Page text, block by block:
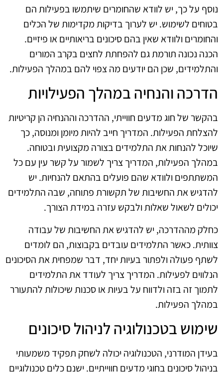
נוסף על כך, יש לוודא שהחומרים שיתמשו בפעילות הם
בטוחים לשימוש. יש לערוך בדיקות מקדימות של הכלים
והחומרים ולוודא שאין בהם סיכונים בריאותיים או פיזיים.
הכנה נכונה תורמת גם להפחתת לחצים בקרב המורים
והתלמידים, שכן הם יודעים מה צפוי להם במהלך הפעילות.
הדרכה והנחיה במהלך הפעילויות
בהקשר של חוג מדעים חווייתי, ההדרכה וההנחיה הן קריטיות
להצלחת הפעילות. המדריך חייב להיות מיומן ומנוסה, כך
שיוכל להנחות את התלמידים בצורה מקצועית ובטוחה.
במהלך הפעילות, המדריך צריך לשמור על קשר עין עם כל
המשתתפים ולוודא שהם פועלים בהתאם להנחיות. יש
להדגיש את החשיבות של תקשורת פתוחה, שבה התלמידים
יכולים לשאול שאלות ולבקש עזרה במידת הצורך.
כחלק מההדרכה, יש להדגיש את החשיבות של עבודה
צוותית. כאשר התלמידים עובדים בקבוצות, הם לומדים
לשתף פעולה ולפתור בעיות יחד, דבר שמפחית את הסיכונים
הנלווים לפעילות. המדריך צריך לעודד את התלמידים
לתמוך זה בזה ולדווח על בעיות או סכנות שיכולות להתעורר
במהלך הפעילות.
שימוש בטכנולוגיה לניהול סיכונים
בעידן המודרני, הטכנולוגיה יכולה לשחק תפקיד משמעותי
בניהול סיכונים בחוגי מדעים חווייתיים. ישנם כלים טכנולוגיים